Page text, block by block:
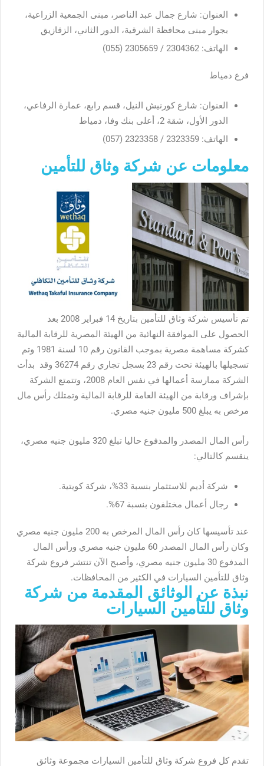
العنوان: شارع جمال عبد الناصر، مبنى الجمعية الزراعية،
بجوار مبنى محافظة الشرقية، الدور الثاني، الزقازيق
الهاتف: 2304362 / 2305659 (055)
فرع دمياط
العنوان: شارع كورنيش النيل، قسم رابع، عمارة الرفاعي،
الدور الأول، شقة 2، أعلى بنك وفا، دمياط
الهاتف: 2323359 / 2323358 (057)
معلومات عن شركة وثاق للتأمين
تم تأسيس شركة وثاق للتأمين بتاريخ 14 فبراير 2008 بعد
الحصول على الموافقة النهائية من الهيئة المصرية للرقابة المالية
كشركة مساهمة مصرية بموجب القانون رقم 10 لسنة 1981 وتم
تسجيلها بالهيئة تحت رقم 23 بسجل تجاري رقم 36274 وقد بدأت
الشركة ممارسة أعمالها في نفس العام 2008، وتتمتع الشركة
بإشراف ورقابة من الهيئة العامة للرقابة المالية وتمتلك رأس مال
مرخص به يبلغ 500 مليون جنيه مصري.
رأس المال المصدر والمدفوع حاليا تبلغ 320 مليون جنيه مصري،
ينقسم كالتالي:
شركة أديم للاستثمار بنسبة 33%، شركة كويتية.
رجال أعمال مختلفون بنسبة 67%.
عند تأسيسها كان رأس المال المرخص به 200 مليون جنيه مصري
وكان رأس المال المصدر 60 مليون جنيه مصري ورأس المال
المدفوع 30 مليون جنيه مصري، وأصبح الآن تنتشر
فروع شركة
وثاق للتأمين السيارات في الكثير من المحافظات.
نبذة عن الوثائق المقدمة من شركة
وثاق للتأمين السيارات
تقدم كل فروع شركة وثاق للتأمين السيارات مجموعة وثائق